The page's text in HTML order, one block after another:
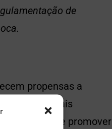
de
propensas a
seis principais
proposta de promover